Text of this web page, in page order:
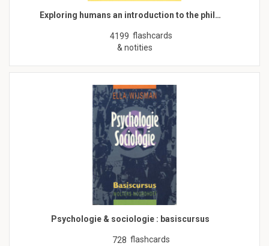
Exploring humans an introduction to the phil…
4199 flashcards
& notities
Psychologie & sociologie : basiscursus
728 flashcards